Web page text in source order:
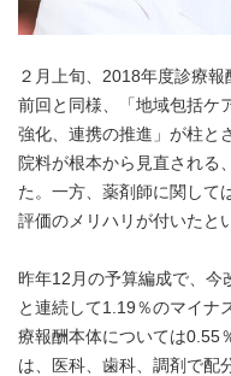
２月上旬、2018年度診療報
前回と同様、「地域包括ケ
強化、連携の推進」が柱と
院料が根本から見直される
た。一方、薬剤師に関して
評価のメリハリが付いたと
昨年12月の予算編成で、今
と連続して1.19％のマイナ
療報酬本体については0.55
は、医科、歯科、調剤で配